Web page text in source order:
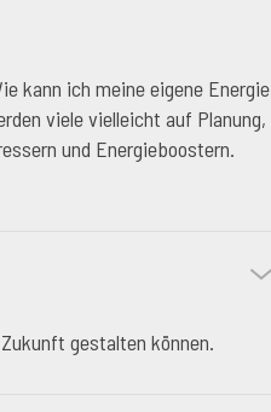
kann ich meine eigene Energie
viele vielleicht auf Planung,
und Energieboostern.
gestalten können.